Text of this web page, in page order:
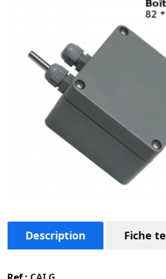
Description Fiche